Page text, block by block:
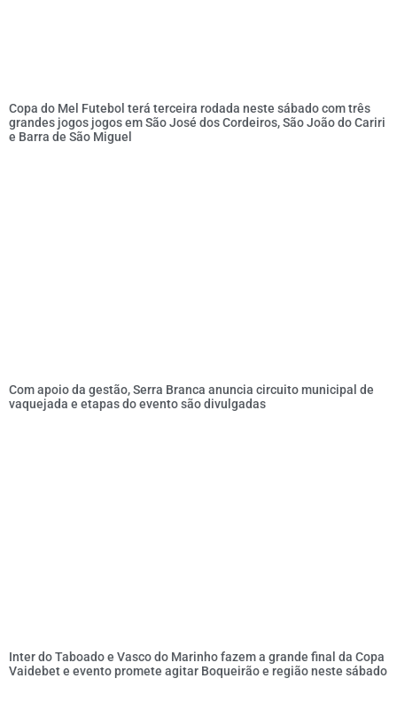
Copa do Mel Futebol terá terceira rodada neste sábado com três
grandes jogos jogos em São José dos Cordeiros, São João do Cariri
e Barra de São Miguel
Com apoio da gestão, Serra Branca anuncia circuito municipal de
vaquejada e etapas do evento são divulgadas
Inter do Taboado e Vasco do Marinho fazem a grande final da Copa
Vaidebet e evento promete agitar Boqueirão e região neste sábado